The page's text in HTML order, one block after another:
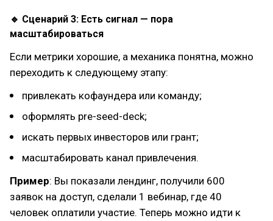
🔹 Сценарий 3: Есть сигнал — пора
масштабироваться
Если метрики хорошие, а механика понятна, можно
переходить к следующему этапу:
привлекать кофаундера или команду;
оформлять pre-seed-deck;
искать первых инвесторов или грант;
масштабировать канал привлечения.
Пример: Вы показали лендинг, получили 600
заявок на доступ, сделали 1 вебинар, где 40
человек оплатили участие. Теперь можно идти к